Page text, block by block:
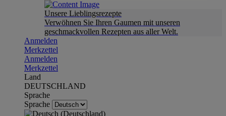
Unsere Lieblingsrezepte
Verwöhnen Sie Ihren Gaumen mit unseren
geschmackvollen Rezepten aus aller Welt.
Anmelden
Merkzettel
Anmelden
Merkzettel
Land
DEUTSCHLAND
Sprache
Sprache